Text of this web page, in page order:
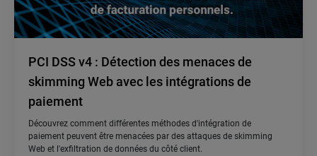
PCI DSS v4 : Détection des menaces de
skimming Web avec les intégrations de
paiement
Découvrez comment différentes méthodes d'intégration de
paiement peuvent être menacées par des attaques de skimming
Web et l'exfiltration de données du côté client.